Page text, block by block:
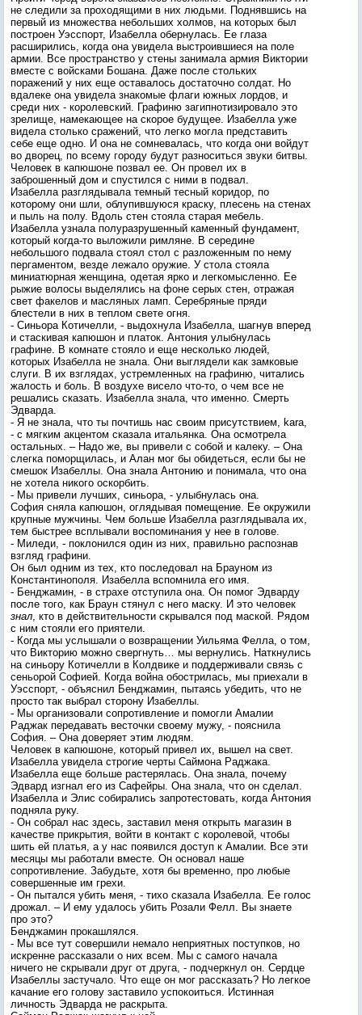
не следили за проходящими в них людьми. Поднявшись на
первый из множества небольших холмов, на которых был
построен Уэсспорт, Изабелла обернулась. Ее глаза
расширились, когда она увидела выстроившиеся на поле
армии. Все пространство у стены занимала армия Виктории
вместе с войсками Бошана. Даже после стольких
поражений у них еще оставалось достаточно солдат. Но
вдалеке она увидела знакомые флаги южных лордов, и
среди них - королевский. Графиню загипнотизировало это
зрелище, намекающее на скорое будущее. Изабелла уже
видела столько сражений, что легко могла представить
себе еще одно. И она не сомневалась, что когда они войдут
во дворец, по всему городу будут разноситься звуки битвы.
Человек в капюшоне позвал ее. Он провел их в
заброшенный дом и спустился с ними в подвал.
Изабелла разглядывала темный тесный коридор, по
которому они шли, облупившуюся краску, плесень на стенах
и пыль на полу. Вдоль стен стояла старая мебель.
Изабелла узнала полуразрушенный каменный фундамент,
который когда-то выложили римляне. В середине
небольшого подвала стоял стол с разложенным по нему
пергаментом, везде лежало оружие. У стола стояла
миниатюрная женщина, одетая ярко и легкомысленно. Ее
рыжие волосы выделялись на фоне серых стен, отражая
свет факелов и масляных ламп. Серебряные пряди
блестели в них в теплом свете огня.
- Синьора Котичелли, - выдохнула Изабелла, шагнув вперед
и стаскивая капюшон и платок. Антония улыбнулась
графине. В комнате стояло и еще несколько людей,
которых Изабелла не знала. Они выглядели как замковые
слуги. В их взглядах, устремленных на графиню, читались
жалость и боль. В воздухе висело что-то, о чем все не
решались сказать. Изабелла знала, что именно. Смерть
Эдварда.
- Я не знала, что ты почтишь нас своим присутствием, kara,
- с мягким акцентом сказала итальянка. Она осмотрела
остальных. – Надо же, вы привели с собой и калеку. – Она
слегка поморщилась, и Алан мог бы обидеться, если бы не
смешок Изабеллы. Она знала Антонию и понимала, что она
не хотела никого оскорбить.
- Мы привели лучших, синьора, - улыбнулась она.
София сняла капюшон, оглядывая помещение. Ее окружили
крупные мужчины. Чем больше Изабелла разглядывала их,
тем быстрее всплывали воспоминания у нее в голове.
- Миледи, - поклонился один из них, правильно распознав
взгляд графини.
Он был одним из тех, кто последовал на Брауном из
Константинополя. Изабелла вспомнила его имя.
- Бенджамин, - в страхе отступила она. Он помог Эдварду
после того, как Браун стянул с него маску. И это человек
знал, кто в действительности скрывался под маской. Рядом
с ним стояли его приятели.
- Когда мы услышали о возвращении Уильяма Фелла, о том,
что Викторию можно свергнуть… мы вернулись. Наткнулись
на синьору Котичелли в Колдвике и поддерживали связь с
сеньорой Софией. Когда война обострилась, мы приехали в
Уэсспорт, - объяснил Бенджамин, пытаясь убедить, что не
просто так выбрал сторону Изабеллы.
- Мы организовали сопротивление и помогли Амалии
Раджак передавать весточки своему мужу, - пояснила
София. – Она доверяет этим людям.
Человек в капюшоне, который привел их, вышел на свет.
Изабелла увидела строгие черты Саймона Раджака.
Изабелла еще больше растерялась. Она знала, почему
Эдвард изгнал его из Сафейры. Она знала, что он сделал.
Изабелла и Элис собирались запротестовать, когда Антония
подняла руку.
- Он собрал нас здесь, заставил меня открыть магазин в
качестве прикрытия, войти в контакт с королевой, чтобы
шить ей платья, а у нас появился доступ к Амалии. Все эти
месяцы мы работали вместе. Он основал наше
сопротивление. Забудьте, хотя бы временно, про любые
совершенные им грехи.
- Он пытался убить меня, - тихо сказала Изабелла. Ее голос
дрожал. – И ему удалось убить Розали Фелл. Вы знаете
про это?
Бенджамин прокашлялся.
- Мы все тут совершили немало неприятных поступков, но
искренне рассказали о них всем. Мы с самого начала
ничего не скрывали друг от друга, - подчеркнул он. Сердце
Изабеллы застучало. Что еще он мог рассказать? Но легкое
качание его голову заставило успокоиться. Истинная
личность Эдварда не раскрыта.